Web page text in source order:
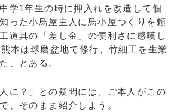
学1年生の時に押入れを改造して個
った小鳥屋主人に鳥小屋つくりを頼
道具の「差し金」の便利さに感嘆し
本は球磨盆地で修行、竹細工を生業
、とある。
に？」との疑問には、ご本人がこの
、そのまま紹介しよう。